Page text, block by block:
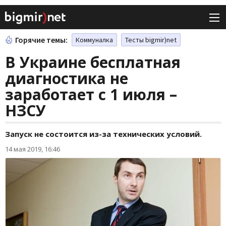
Горячие темы: Коммуналка Тесты bigmir)net
В Украине бесплатная
диагностика не
заработает с 1 июля –
НЗСУ
Запуск не состоится из-за технических условий.
14 мая 2019, 16:46